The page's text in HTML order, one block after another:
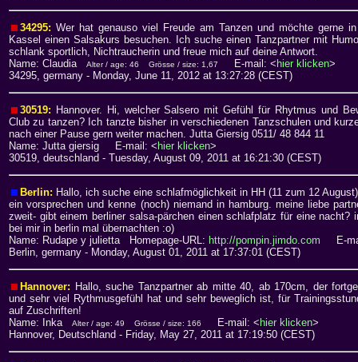
34295: Wer hat genauso viel Freude am Tanzen und möchte gerne
Kassel einen Salsakurs besuchen. Ich suche einen Tanzpartner mit
schlank sportlich, Nichtraucherin und freue mich auf deine Antwort.
Name: Claudia
Alter / age: 46 Grösse / size: 1,67 E-mail: < hier klicken>
34295, germany - Monday, June 11, 2012 at 13:27:28 (CEST)
30519: Hannover. Hi, welcher Salsero mit Gefühl für Rhytmus und
Club zu tanzen? Ich tanzte bisher in verschiedenen Tanzschulen und
nach einer Pause gern weiter machen. Jutta Giersig 0511/ 48 844 11
Name: Jutta giersig E-mail: < hier klicken>
30519, deutschland - Tuesday, August 09, 2011 at 16:21:30 (CEST)
Berlin: Hallo, ich suche eine schlafmöglichkeit in HH (11 zum 12
ein vorsprechen und kenne (noch) niemand in hamburg. meine liebe
zweit- gibt einem berliner salsa-pärchen einen schlafplatz für eine nacht?
bei mir in berlin mal übernachten :o)
Name: Rudape y julietta Homepage-URL: http://pompin.jimdo.com E-
Berlin, germany - Monday, August 01, 2011 at 17:37:01 (CEST)
Hannover: Hallo, suche Tanzpartner ab mitte 40, ab 170cm, der
und sehr viel Rythmusgefühl hat und sehr beweglich ist, für
auf Zuschriften!
Name: Inka
Alter / age: 49 Grösse / size: 166 E-mail: < hier klicken>
Hannover, Deutschland - Friday, May 27, 2011 at 17:19:50 (CEST)